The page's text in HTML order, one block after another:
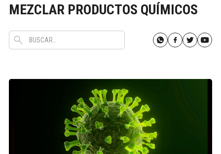
MEZCLAR PRODUCTOS QUÍMICOS